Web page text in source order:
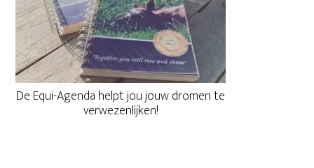
De Equi-Agenda helpt jou jouw dromen te
verwezenlijken!